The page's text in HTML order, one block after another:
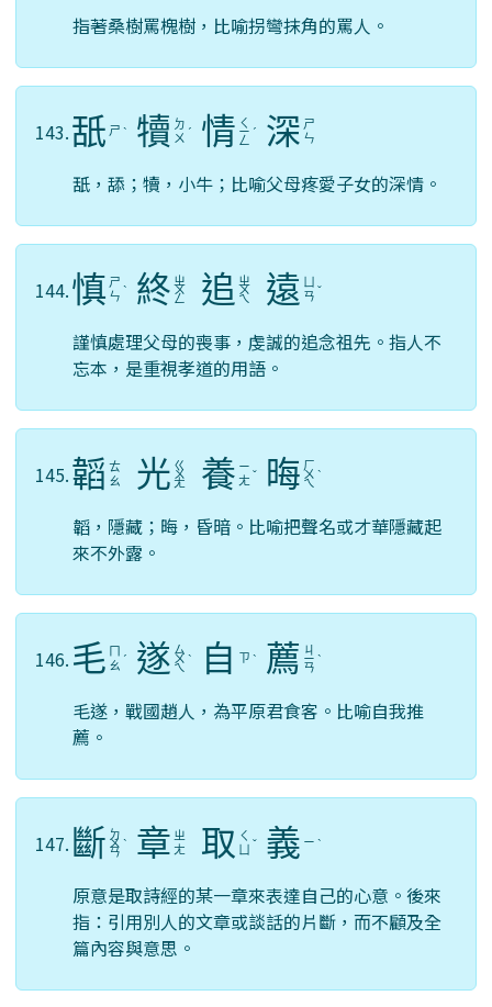
指著桑樹罵槐樹，比喻拐彎抹角的罵人。
143.舐 ㄕ ˋ 犢 ㄉ
ㄨ ˊ 情 ㄑ
ㄧ
ㄥ
ˊ 深 ㄕ
ㄣ
舐，舔；犢，小牛；比喻父母疼愛子女的深情。
144.慎 ㄕ
ㄣ ˋ 終 ㄓ
ㄨ
ㄥ 追 ㄓ
ㄨ
ㄟ 遠 ㄢ ˇ
謹慎處理父母的喪事，虔誠的追念祖先。指人不
忘本，是重視孝道的用語。
145.韜 ㄊ
ㄠ
光 ㄍ
ㄨ
ㄤ 養 ㄧ
ㄤ ˇ 晦 ㄏ
ㄨ
ㄟ
ˋ
韜，隱藏；晦，昏暗。比喻把聲名或才華隱藏起
來不外露。
146. 毛 ㄇ
ㄠ ˊ 遂 ㄙ
ㄨ
ㄟ
ˋ 自 ㄗ ˋ 薦 ㄐ
ㄧ
ㄢ
ˋ
毛遂，戰國趙人，為平原君食客。比喻自我推
薦。
147. 斷 ㄉ
ㄨ
ㄢ
ˋ 章 ㄓ
ㄤ
取 ㄑ
ˇ 義 ㄧ ˋ
原意是取詩經的某一章來表達自己的心意。後來
指：引用別人的文章或談話的片斷，而不顧及全
篇內容與意思。